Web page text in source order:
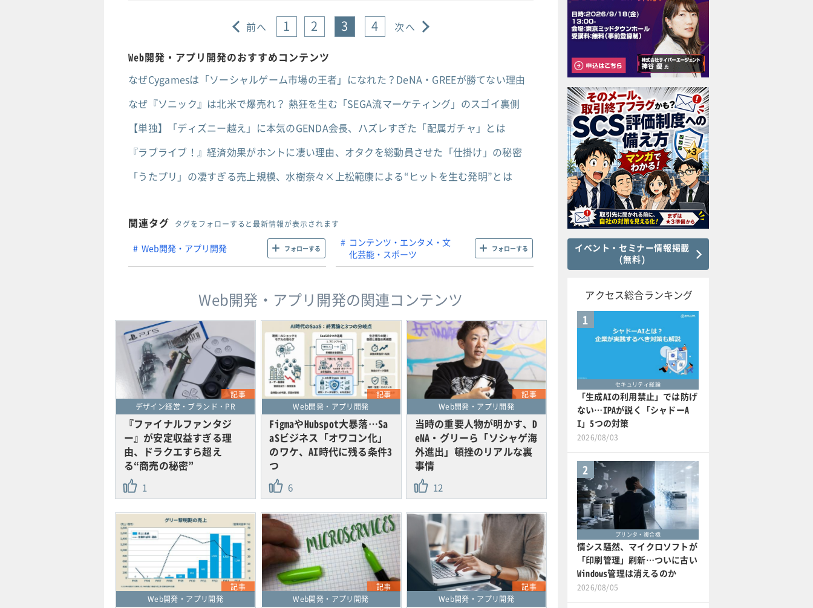
前へ 1 2 3 4 次へ
Web開発・アプリ開発のおすすめコンテンツ
なぜCygamesは「ソーシャルゲーム市場の王者」になれた？DeNA・GREEが勝てない理由
なぜ『ソニック』は北米で爆売れ？ 熱狂を生む「SEGA流マーケティング」のスゴイ裏側
【単独】「ディズニー越え」に本気のGENDA会長、ハズレすぎた「配属ガチャ」とは
『ラブライブ！』経済効果がホントに凄い理由、オタクを総動員させた「仕掛け」の秘密
「うたプリ」の凄すぎる売上規模、水樹奈々×上松範康による“ヒットを生む発明”とは
関連タグ タグをフォローすると最新情報が表示されます
Web開発・アプリ開発 フォローする
コンテンツ・エンタメ・文
化芸能・スポーツ
フォローする
Web開発・アプリ開発の関連コンテンツ
記事
デザイン経営・ブランド・PR
『ファイナルファンタジ
ー』が安定収益すぎる理
由、ドラクエすら超え
る“商売の秘密”
1
記事
Web開発・アプリ開発
FigmaやHubspot大暴落…Sa
aSビジネス「オワコン化」
のワケ、AI時代に残る条件3
つ
6
記事
Web開発・アプリ開発
当時の重要人物が明かす、D
eNA・グリーら「ソシャゲ海
外進出」頓挫のリアルな裏
事情
12
記事
Web開発・アプリ開発
記事
Web開発・アプリ開発
記事
Web開発・アプリ開発
イベント・セミナー情報掲載
(無料)
アクセス総合ランキング
1
セキュリティ総論
「生成AIの利用禁止」では防げ
ない…IPAが説く「シャドーA
I」5つの対策
2026/08/03
2
プリンタ・複合機
情シス騒然、マイクロソフトが
「印刷管理」刷新…ついに古い
Windows管理は消えるのか
2026/08/05